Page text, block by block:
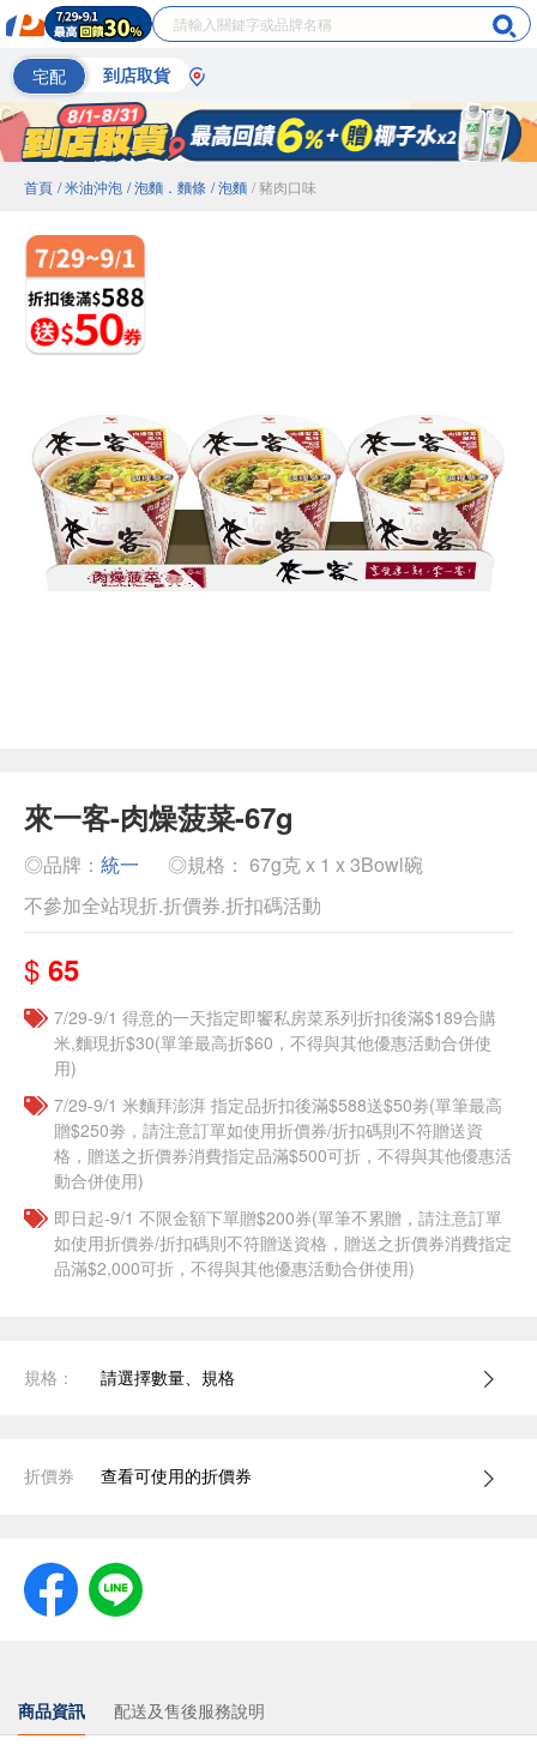
宅配 到店取貨
首頁 / 米油沖泡 / 泡麵．麵條 / 泡麵 / 豬肉口味
來一客-肉燥菠菜-67g
◎品牌： 統一
◎規格： 67g克 x 1 x 3Bowl碗
不參加全站現折.折價券.折扣碼活動
$ 65
7/29-9/1 得意的一天指定即饗私房菜系列折扣後滿$189合購
米,麵現折$30(單筆最高折$60，不得與其他優惠活動合併使
用)
7/29-9/1 米麵拜澎湃 指定品折扣後滿$588送$50劵(單筆最高
贈$250劵，請注意訂單如使用折價券/折扣碼則不符贈送資
格，贈送之折價券消費指定品滿$500可折，不得與其他優惠活
動合併使用)
即日起-9/1 不限金額下單贈$200券(單筆不累贈，請注意訂單
如使用折價券/折扣碼則不符贈送資格，贈送之折價券消費指定
品滿$2,000可折，不得與其他優惠活動合併使用)
規格： 請選擇數量、規格
折價券 查看可使用的折價券
商品資訊 配送及售後服務說明